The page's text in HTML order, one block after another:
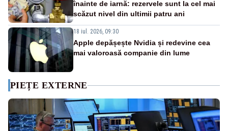
înainte de iarnă: rezervele sunt la cel mai
scăzut nivel din ultimii patru ani
18 iul. 2026, 09:30
Apple depășește Nvidia și redevine cea
mai valoroasă companie din lume
PIEȚE EXTERNE